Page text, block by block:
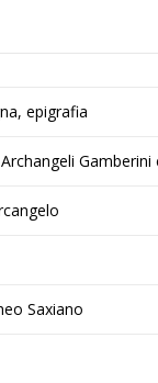
epigrafia
Saxiano